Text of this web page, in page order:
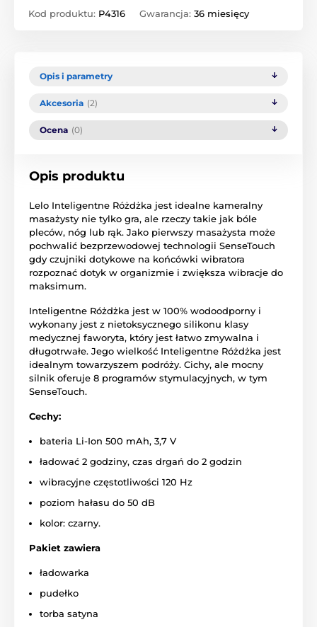
Kod produktu: P4316 Gwarancja: 36 miesięcy
Opis i parametry
Akcesoria (2)
Ocena (0)
Opis produktu
Lelo Inteligentne Różdżka jest idealne kameralny
masażysty nie tylko gra, ale rzeczy takie jak bóle
pleców, nóg lub rąk. Jako pierwszy masażysta może
pochwalić bezprzewodowej technologii SenseTouch
gdy czujniki dotykowe na końcówki wibratora
rozpoznać dotyk w organizmie i zwiększa wibracje do
maksimum.
Inteligentne Różdżka jest w 100% wodoodporny i
wykonany jest z nietoksycznego silikonu klasy
medycznej faworyta, który jest łatwo zmywalna i
długotrwałe. Jego wielkość Inteligentne Różdżka jest
idealnym towarzyszem podróży. Cichy, ale mocny
silnik oferuje 8 programów stymulacyjnych, w tym
SenseTouch.
Cechy:
bateria Li-Ion 500 mAh, 3,7 V
ładować 2 godziny, czas drgań do 2 godzin
wibracyjne częstotliwości 120 Hz
poziom hałasu do 50 dB
kolor: czarny.
Pakiet zawiera
ładowarka
pudełko
torba satyna